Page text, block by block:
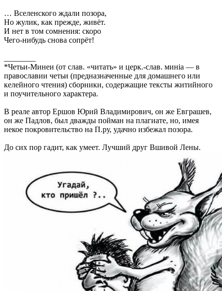
… Вселенского ждали позора,
Но жулик, как прежде, живёт.
И нет в том сомнения: скоро
Чего-нибудь снова сопрёт!
*Четьи-Минеи (от слав. «читать» и церк.-слав. миніа — в
православии четьи (предназначенные для домашнего или
келейного чтения) сборники, содержащие тексты житийного
и поучительного характера.
В реале автор Ершов Юрий Владимирович, он же Евграшев,
он же Падлов, был дважды пойман на плагиате, но, имея
некое покровительство на П.ру, удачно избежал позора.
До сих пор гадит, как умеет. Лучший друг Вшивой Лены.